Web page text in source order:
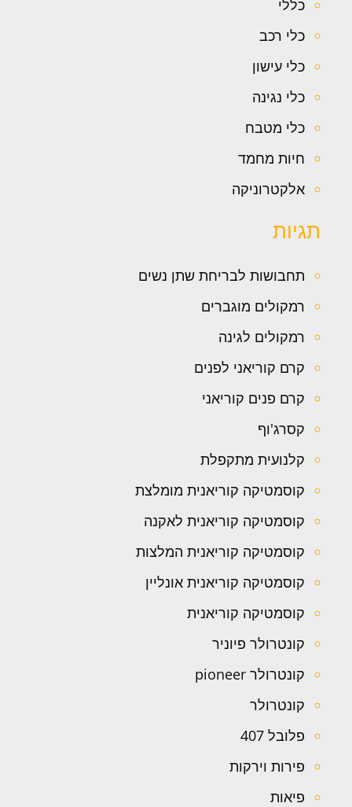
כללי
כלי רכב
כלי עישון
כלי נגינה
כלי מטבח
חיות מחמד
אלקטרוניקה
תגיות
תחבושות לבריחת שתן נשים
רמקולים מוגברים
רמקולים לגינה
קרם קוריאני לפנים
קרם פנים קוריאני
קסרג'וף
קלנועית מתקפלת
קוסמטיקה קוריאנית מומלצת
קוסמטיקה קוריאנית לאקנה
קוסמטיקה קוריאנית המלצות
קוסמטיקה קוריאנית אונליין
קוסמטיקה קוריאנית
קונטרולר פיוניר
קונטרולר pioneer
קונטרולר
פלובל 407
פירות וירקות
פיאות